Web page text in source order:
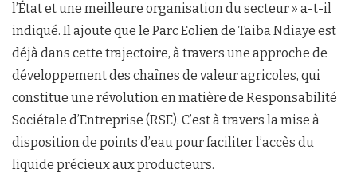
l’État et une meilleure organisation du secteur » a-t-il
indiqué. Il ajoute que le Parc Eolien de Taiba Ndiaye est
déjà dans cette trajectoire, à travers une approche de
développement des chaînes de valeur agricoles, qui
constitue une révolution en matière de Responsabilité
Sociétale d’Entreprise (RSE). C’est à travers la mise à
disposition de points d’eau pour faciliter l’accès du
liquide précieux aux producteurs.